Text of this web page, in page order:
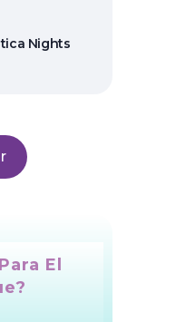
Nights
El